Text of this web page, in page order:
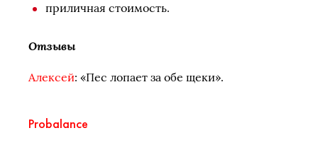
приличная стоимость.
Отзывы
Алексей: «Пес лопает за обе щеки».
Probalance